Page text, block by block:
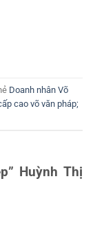
Doanh nhân Võ
cao võ văn pháp;
Huỳnh Thị